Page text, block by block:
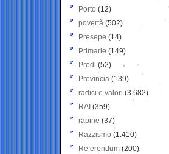
Porto (12)
povertà (502)
Presepe (14)
Primarie (149)
Prodi (52)
Provincia (139)
radici e valori (3.682)
RAI (359)
rapine (37)
Razzismo (1.410)
Referendum (200)